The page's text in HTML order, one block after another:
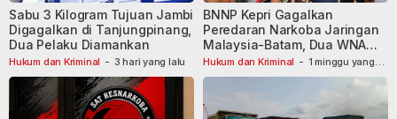
Hukum dan Kriminal - 3 hari yang lalu
Sabu 3 Kilogram Tujuan Jambi
Digagalkan di Tanjungpinang,
Dua Pelaku Diamankan
Hukum dan Kriminal - 1 minggu yang
BNNP Kepri Gagalkan
Peredaran Narkoba Jaringan
Malaysia-Batam, Dua WNA
Masih Diburu